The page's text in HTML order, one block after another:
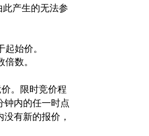
产生的无法参
始价。
数。
。限时竞价程
钟内的任一时点
有新的报价，